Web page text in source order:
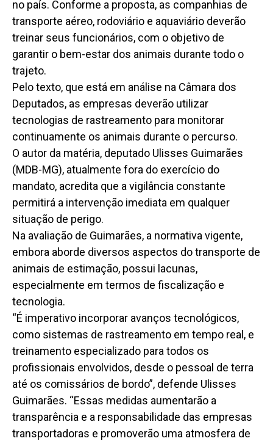
no país. Conforme a proposta, as companhias de
transporte aéreo, rodoviário e aquaviário deverão
treinar seus funcionários, com o objetivo de
garantir o bem-estar dos animais durante todo o
trajeto.
Pelo texto, que está em análise na Câmara dos
Deputados, as empresas deverão utilizar
tecnologias de rastreamento para monitorar
continuamente os animais durante o percurso.
O autor da matéria, deputado Ulisses Guimarães
(MDB-MG), atualmente fora do exercício do
mandato, acredita que a vigilância constante
permitirá a intervenção imediata em qualquer
situação de perigo.
Na avaliação de Guimarães, a normativa vigente,
embora aborde diversos aspectos do transporte de
animais de estimação, possui lacunas,
especialmente em termos de fiscalização e
tecnologia.
“É imperativo incorporar avanços tecnológicos,
como sistemas de rastreamento em tempo real, e
treinamento especializado para todos os
profissionais envolvidos, desde o pessoal de terra
até os comissários de bordo”, defende Ulisses
Guimarães. “Essas medidas aumentarão a
transparência e a responsabilidade das empresas
transportadoras e promoverão uma atmosfera de